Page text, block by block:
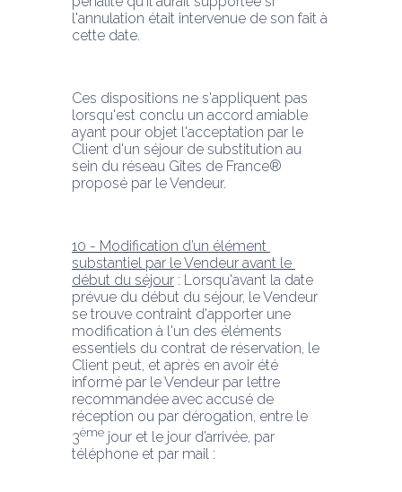
l'annulation était intervenue de son fait à
cette date.
Ces dispositions ne s'appliquent pas
lorsqu'est conclu un accord amiable
ayant pour objet l'acceptation par le
Client d'un séjour de substitution au
sein du réseau Gîtes de France®
proposé par le Vendeur.
10 - Modification d’un élément
substantiel par le Vendeur avant le
début du séjour : Lorsqu'avant la date
prévue du début du séjour, le Vendeur
se trouve contraint d'apporter une
modification à l'un des éléments
essentiels du contrat de réservation, le
Client peut, et après en avoir été
informé par le Vendeur par lettre
recommandée avec accusé de
réception ou par dérogation, entre le
3ème jour et le jour d’arrivée, par
téléphone et par mail :